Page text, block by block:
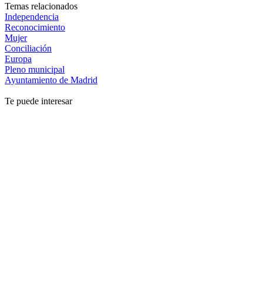
Temas relacionados
Independencia
Reconocimiento
Mujer
Conciliación
Europa
Pleno municipal
Ayuntamiento de Madrid
Te puede interesar